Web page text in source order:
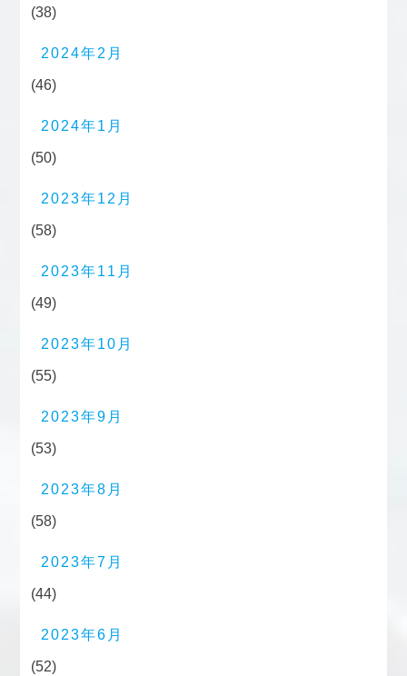
(38)
2024年2月
(46)
2024年1月
(50)
2023年12月
(58)
2023年11月
(49)
2023年10月
(55)
2023年9月
(53)
2023年8月
(58)
2023年7月
(44)
2023年6月
(52)